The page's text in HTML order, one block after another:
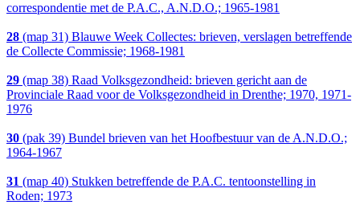
correspondentie met de P.A.C., A.N.D.O.; 1965-1981
28 (map 31) Blauwe Week Collectes: brieven, verslagen betreffende
de Collecte Commissie; 1968-1981
29 (map 38) Raad Volksgezondheid: brieven gericht aan de
Provinciale Raad voor de Volksgezondheid in Drenthe; 1970, 1971-
1976
30 (pak 39) Bundel brieven van het Hoofbestuur van de A.N.D.O.;
1964-1967
31 (map 40) Stukken betreffende de P.A.C. tentoonstelling in
Roden; 1973